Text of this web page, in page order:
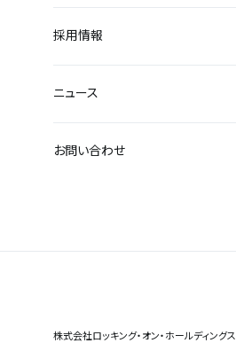
株式会社ロッキング・オン・ホールディングス
採用情報
ニュース
お問い合わせ